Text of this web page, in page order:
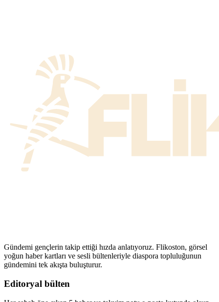
Gündemi gençlerin takip ettiği hızda anlatıyoruz. Flikoston, görsel
yoğun haber kartları ve sesli bültenleriyle diaspora topluluğunun
gündemini tek akışta buluşturur.
Editoryal bülten